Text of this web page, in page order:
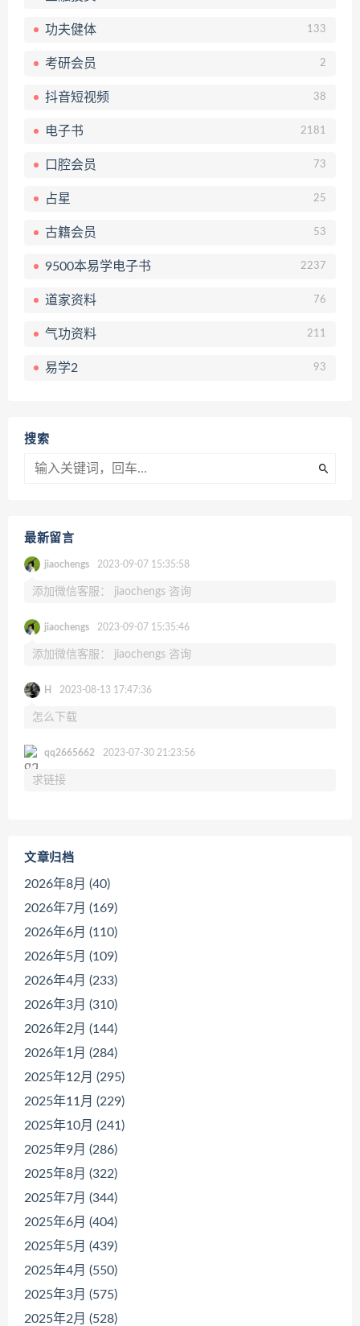
功夫健体 133
考研会员 2
抖音短视频 38
电子书 2181
口腔会员 73
占星 25
古籍会员 53
9500本易学电子书 2237
道家资料 76
气功资料 211
易学2 93
搜索
最新留言
jiaochengs 2023-09-07 15:35:58
添加微信客服： jiaochengs 咨询
jiaochengs 2023-09-07 15:35:46
添加微信客服： jiaochengs 咨询
H 2023-08-13 17:47:36
怎么下载
qq2665662 2023-07-30 21:23:56
求链接
文章归档
2026年8月 (40)
2026年7月 (169)
2026年6月 (110)
2026年5月 (109)
2026年4月 (233)
2026年3月 (310)
2026年2月 (144)
2026年1月 (284)
2025年12月 (295)
2025年11月 (229)
2025年10月 (241)
2025年9月 (286)
2025年8月 (322)
2025年7月 (344)
2025年6月 (404)
2025年5月 (439)
2025年4月 (550)
2025年3月 (575)
2025年2月 (528)